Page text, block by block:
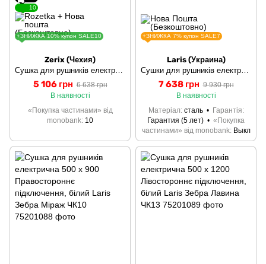
10
+ЗНИЖКА 10% купон SALE10
Zerix (Чехия)
5 106 грн 6 638 грн
В наявності
«Покупка частинами» від
monobank 10
+ЗНИЖКА 7% купон SALE7
Laris (Украина)
7 638 грн 9 930 грн
В наявності
Матеріал сталь
Гарантія
Гарантия (5 лет)
«Покупка
частинами» від monobank
Выкл